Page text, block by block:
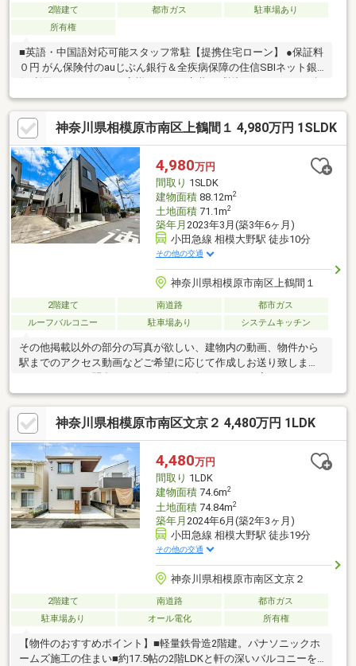
2階建て 都市ガス
駐車場あり
所有権
■英語・中国語対応可能スタッフ常駐【提携住宅ローン】 ●保証料
０円 がん保険付のauじぶん銀行＆全疾病保障の住信SBIネット銀
しく素敵なお家探しをお約束します。お家探しを始めてみようと
思われたらまずは、お気軽に東宝ハウス町田に相談してみません
か？何も決まっていなくて大丈夫！まずはお客様の夢をお聞かせ
ください！お問合せをお待ちしております☆☆
神奈川県相模原市南区上鶴間１ 4,980万円 1SLDK
4,980万円
間取り 1SLDK
建物面積88.12m2
土地面積71.1m2
築年月 2023年3月(築3年6ヶ月)
小田急線 相模大野駅 徒歩10分
その他の交通
神奈川県相模原市南区上鶴間１
2階建て 南道路
都市ガス
ルーフバルコニー
駐車場あり システムキッチン
その他掲載以外の部分の写真が欲しい、建物内の動画、物件から
駅までのアクセス動画などご希望に応じて作成しお送り致しま
うに走ります！ご案内・詳細な資料のご請求などお住まい探しに
関わる全てを朝日土地建物(株)営業2課にお任せください！
神奈川県相模原市南区文京２ 4,480万円 1LDK
4,480万円
間取り 1LDK
建物面積74.6m2
土地面積74.84m2
築年月 2024年6月(築2年3ヶ月)
小田急線 相模大野駅 徒歩19分
その他の交通
神奈川県相模原市南区文京２
2階建て 南道路
都市ガス
駐車場あり
オール電化 所有権
【物件のおすすめポイント】■軽量鉄骨造2階建。パナソニックホ
ームズ施工の住まい■約17.5帖の2階LDKと軒の深いバルコニーを